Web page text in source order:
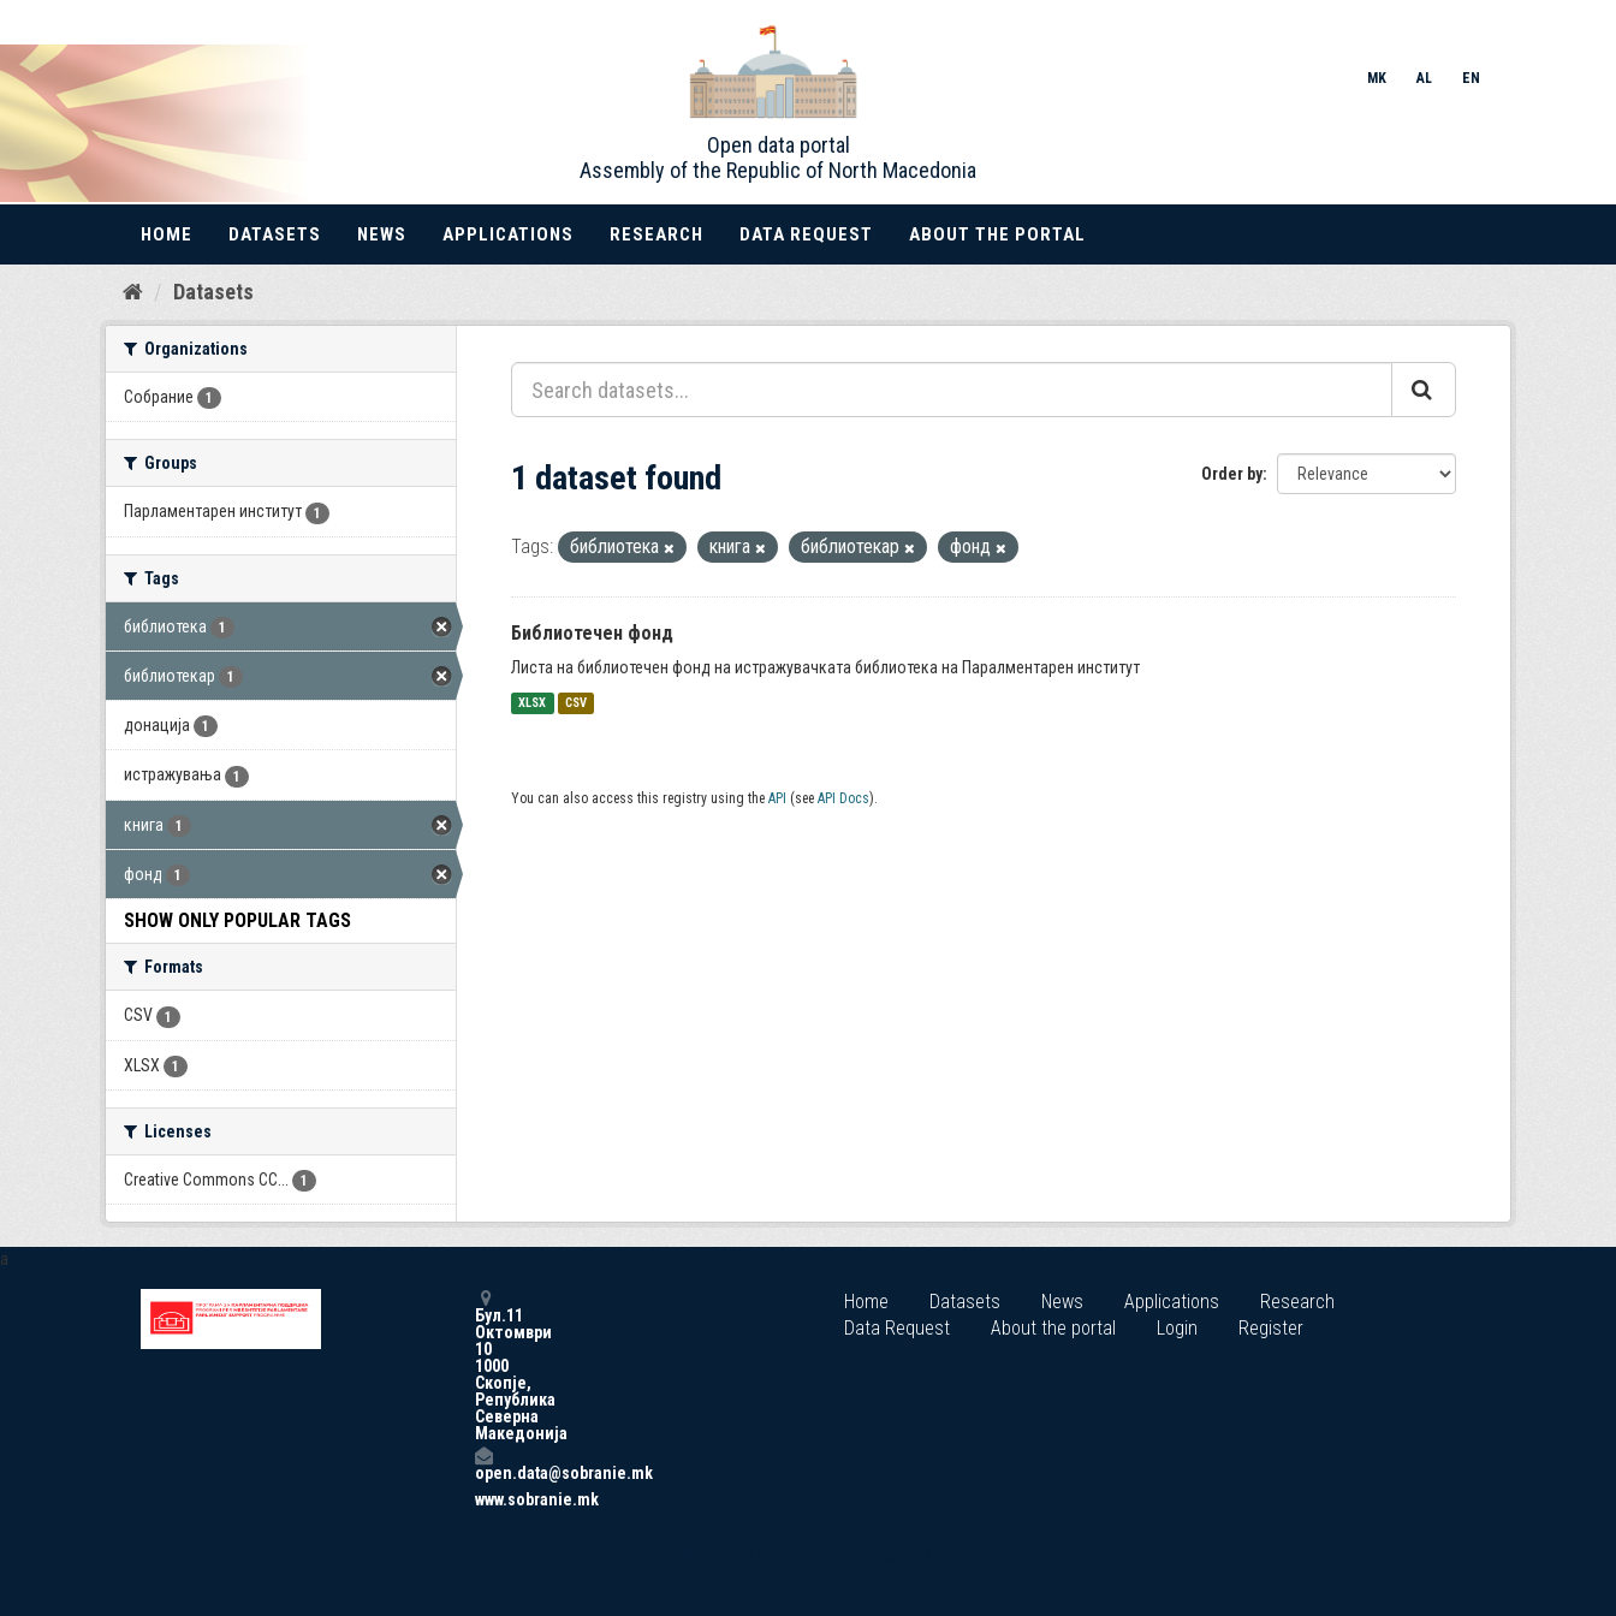
Skip
Open data portal
Assembly of the Republic of North Macedonia
MK AL EN
HOME DATASETS NEWS APPLICATIONS RESEARCH DATA REQUEST ABOUT THE PORTAL
Datasets
Organizations
Собрание 1
Groups
Парламентарен институт 1
Tags
библиотека 1
библиотекар 1
донација 1
истражувања 1
книга 1
фонд 1
SHOW ONLY POPULAR TAGS
Formats
CSV 1
XLSX 1
Licenses
Creative Commons CC... 1
Order by
1 dataset found
Tags: библиотека книга библиотекар фонд
Библиотечен фонд
Листа на библиотечен фонд на истражувачката библиотека на Паралментарен институт
XLSX CSV
You can also access this registry using the API (see API Docs).
a
Бул.11
Октомври
10
1000
Скопје,
Република
Северна
Македонија
open.data@sobranie.mk
www.sobranie.mk
Home Datasets News Applications
Research
Data Request
About the portal Login Register